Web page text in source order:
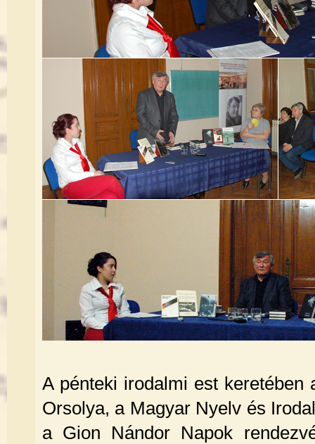
A pénteki irodalmi est
Orsolya, a Magyar Nyelv és
a Gion Nándor Napok